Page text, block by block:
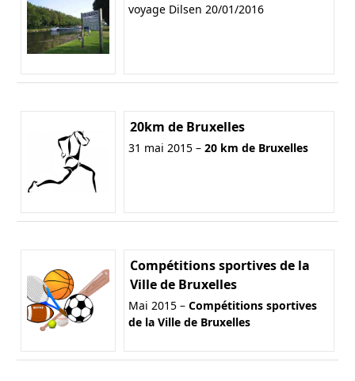
voyage Dilsen 20/01/2016
20km de Bruxelles
31 mai 2015 – 20 km de Bruxelles
Compétitions sportives de la
Ville de Bruxelles
Mai 2015 – Compétitions sportives
de la Ville de Bruxelles